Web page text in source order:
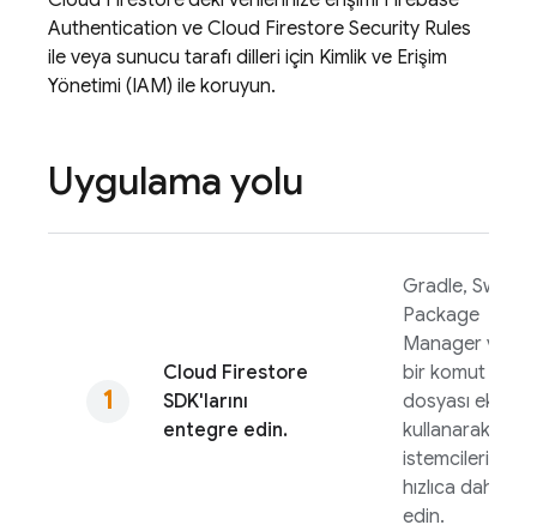
Authentication ve Cloud Firestore Security Rules
ile veya sunucu tarafı dilleri için Kimlik ve Erişim
Yönetimi (IAM) ile koruyun.
Uygulama yolu
Cloud Firestore
SDK'larını
entegre edin.
Gradle, Swift
Package
Manager veya
bir komut
dosyası ekleme
kullanarak
istemcileri
hızlıca dahil
edin.